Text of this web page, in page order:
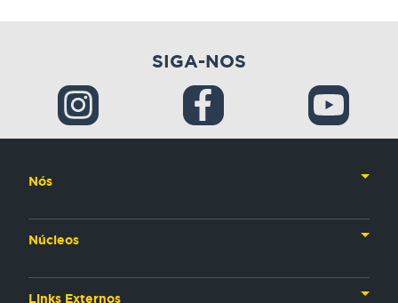
SIGA-NOS
Nós
Núcleos
Links Externos